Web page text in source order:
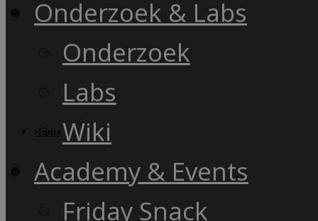
Onderzoek & Labs
Onderzoek
Labs
Wiki
Academy & Events
Friday Snack